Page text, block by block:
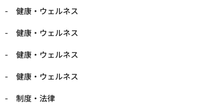
健康・ウェルネス
健康・ウェルネス
健康・ウェルネス
健康・ウェルネス
制度・法律